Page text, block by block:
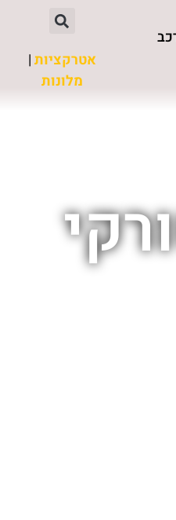
אטרקציות|
מלונות